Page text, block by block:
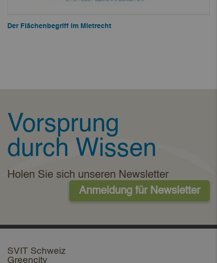
Der Flächenbegriff im Mietrecht
Vorsprung
durch Wissen
Holen Sie sich unseren Newsletter
Anmeldung für Newsletter
SVIT Schweiz
Greencity